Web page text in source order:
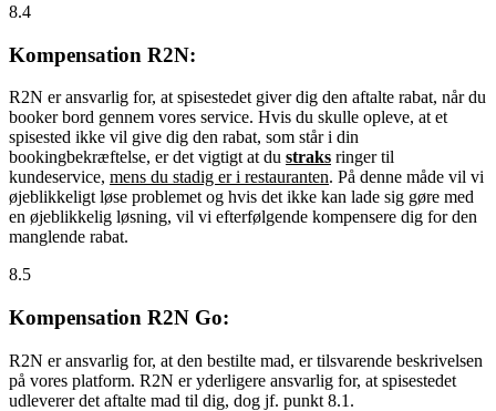
8.4
Kompensation R2N:
R2N er ansvarlig for, at spisestedet giver dig den aftalte rabat, når du
booker bord gennem vores service. Hvis du skulle opleve, at et
spisested ikke vil give dig den rabat, som står i din
bookingbekræftelse, er det vigtigt at du straks ringer til
kundeservice, mens du stadig er i restauranten. På denne måde vil vi
øjeblikkeligt løse problemet og hvis det ikke kan lade sig gøre med
en øjeblikkelig løsning, vil vi efterfølgende kompensere dig for den
manglende rabat.
8.5
Kompensation R2N Go:
R2N er ansvarlig for, at den bestilte mad, er tilsvarende beskrivelsen
på vores platform. R2N er yderligere ansvarlig for, at spisestedet
udleverer det aftalte mad til dig, dog jf. punkt 8.1.